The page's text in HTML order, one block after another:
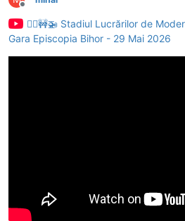
Deconectat
👷‍♂️🚧🚁 Stadiul Lucrărilor de
Gara Episcopia Bihor - 29 Mai 2026